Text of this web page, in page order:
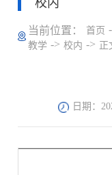
校内
当前位置： 首页
教学 -> 校内 -> 正
日期：